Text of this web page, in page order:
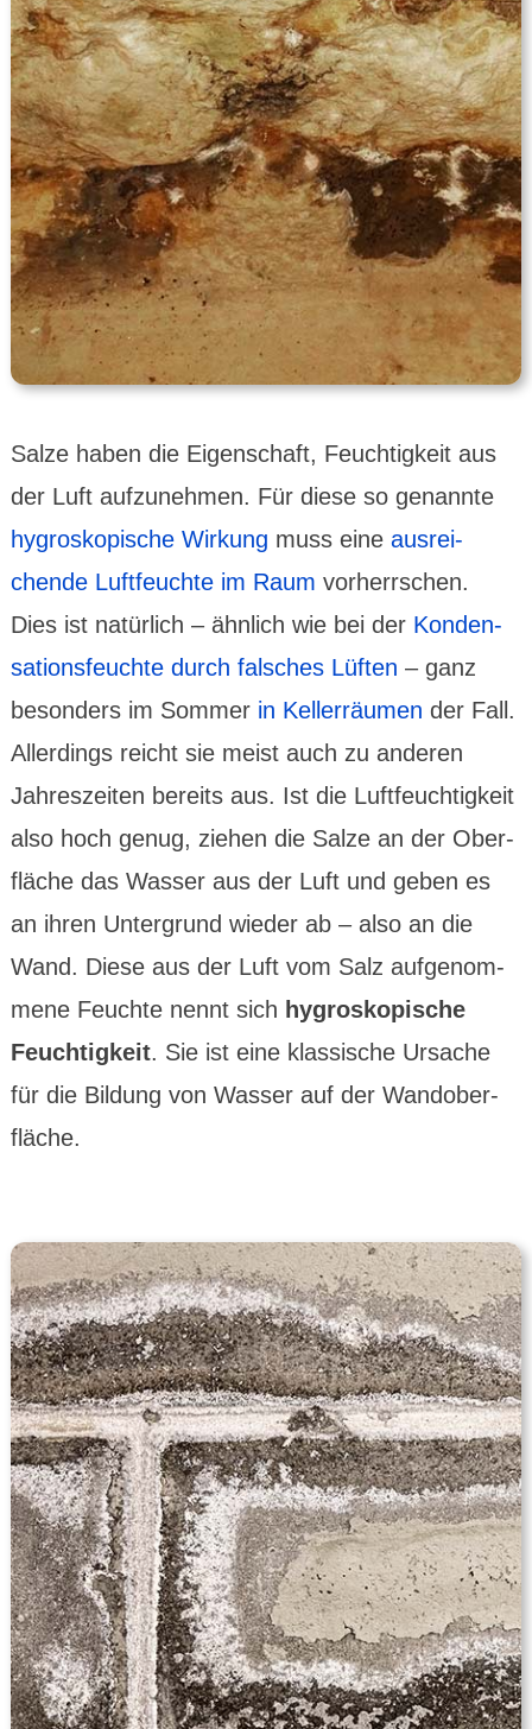
Salze haben die Eigen­schaft, Feuch­tig­keit aus
der Luft aufzu­nehmen. Für diese so genannte
hygros­kopische Wir­kung muss eine aus­rei­
chende Luft­feuchte im Raum vor­herr­schen.
Dies ist natür­lich – ähn­lich wie bei der Konden­
sations­feuchte durch falsches Lüften – ganz
besonders im Sommer in Keller­räumen der Fall.
Allerdings reicht sie meist auch zu anderen
Jahres­zeiten bereits aus. Ist die Luft­feuch­tig­keit
also hoch genug, ziehen die Salze an der Ober­
fläche das Wasser aus der Luft und geben es
an ihren Unter­grund wieder ab – also an die
Wand. Diese aus der Luft vom Salz aufge­nom­
mene Feuchte nennt sich hygros­kopische
Feuch­tig­keit. Sie ist eine klassi­sche Ursache
für die Bildung von Wasser auf der Wand­ober­
fläche.